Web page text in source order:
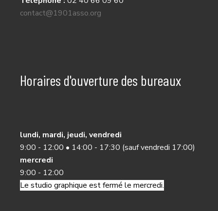
contact@1901asso.org
Horaires d'ouverture des bureaux
lundi, mardi, jeudi, vendredi
9:00 - 12:00 • 14:00 - 17:30 (sauf vendredi 17:00)
mercredi
9:00 - 12:00
Le studio graphique est fermé le mercredi.